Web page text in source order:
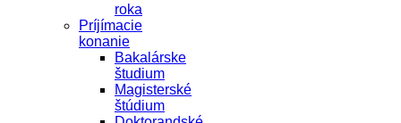
roka
Príjímacie
konanie
Bakalárske
študium
Magisterské
štúdium